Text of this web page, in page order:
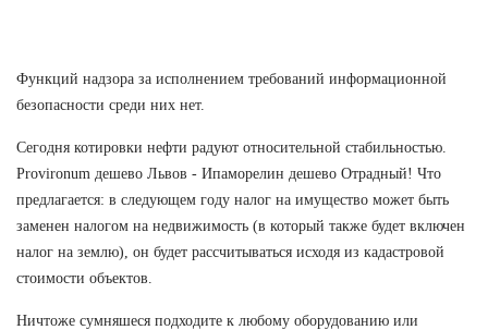
Функций надзора за исполнением требований информационной
безопасности среди них нет.
Сегодня котировки нефти радуют относительной стабильностью.
Provironum дешево Львов - Ипаморелин дешево Отрадный! Что
предлагается: в следующем году налог на имущество может быть
заменен налогом на недвижимость (в который также будет включен
налог на землю), он будет рассчитываться исходя из кадастровой
стоимости объектов.
Ничтоже сумняшеся подходите к любому оборудованию или